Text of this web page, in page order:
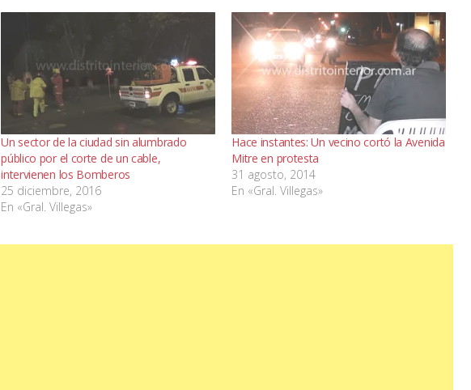
Un sector de la ciudad sin alumbrado
público por el corte de un cable,
intervienen los Bomberos
25 diciembre, 2016
En «Gral. Villegas»
Hace instantes: Un vecino cortó la Avenida
Mitre en protesta
31 agosto, 2014
En «Gral. Villegas»